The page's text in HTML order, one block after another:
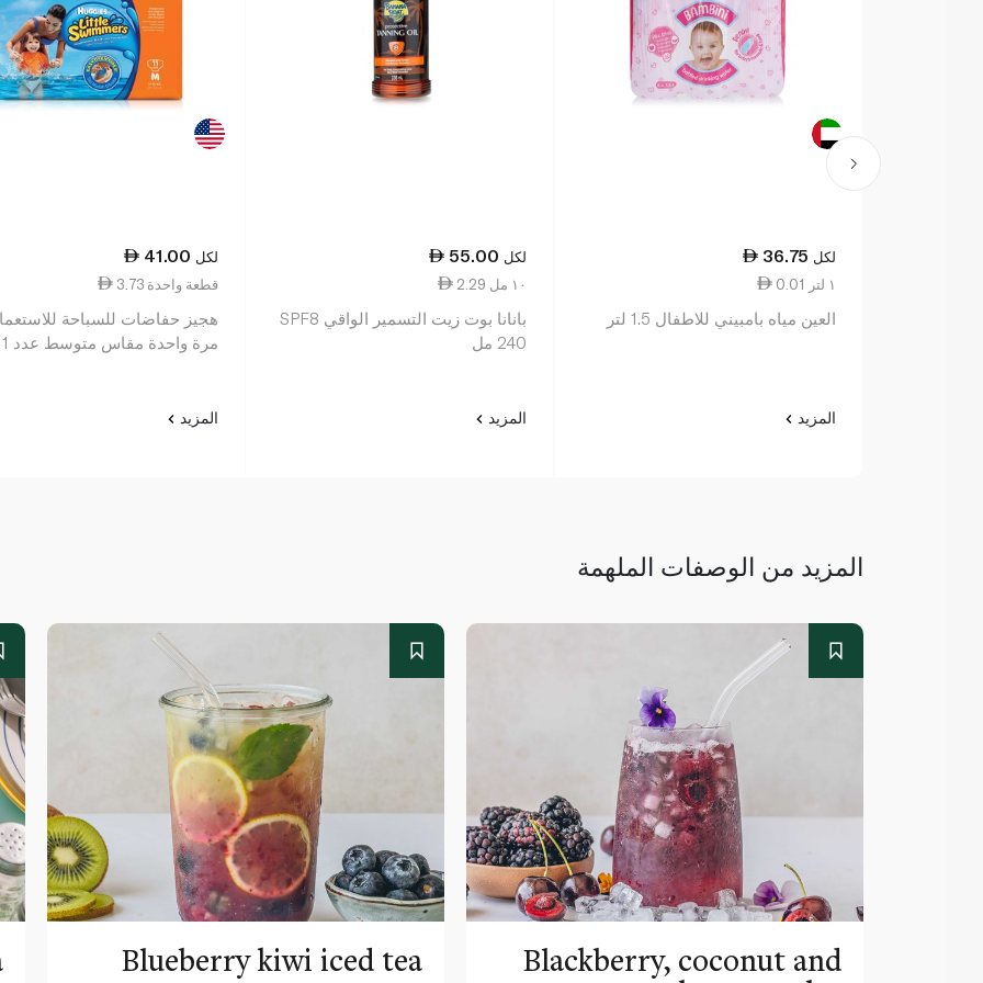
36.75 لكل
0.01 ١ لتر
العين مياه بامبيني للاطفال 1.5 لتر
المزيد
55.00 لكل
2.29 ١٠ مل
بانانا بوت زيت التسمير الواقي SPF8
240 مل
المزيد
41.00 لكل
3.73 قطعة واحدة
هجيز حفاضات للسباحة
مرة واحدة مقاس متوسط عدد 11
المزيد
المزيد من الوصفات الملهمة
Blueberry kiwi iced tea Blackberry, coconut and